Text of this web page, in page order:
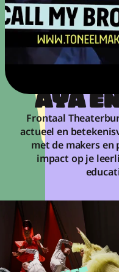
AYA
Frontaal
actueel en
met de makers
impact op je